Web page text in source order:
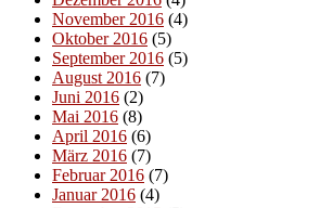
November 2016 (4)
Oktober 2016 (5)
September 2016 (5)
August 2016 (7)
Juni 2016 (2)
Mai 2016 (8)
April 2016 (6)
März 2016 (7)
Februar 2016 (7)
Januar 2016 (4)